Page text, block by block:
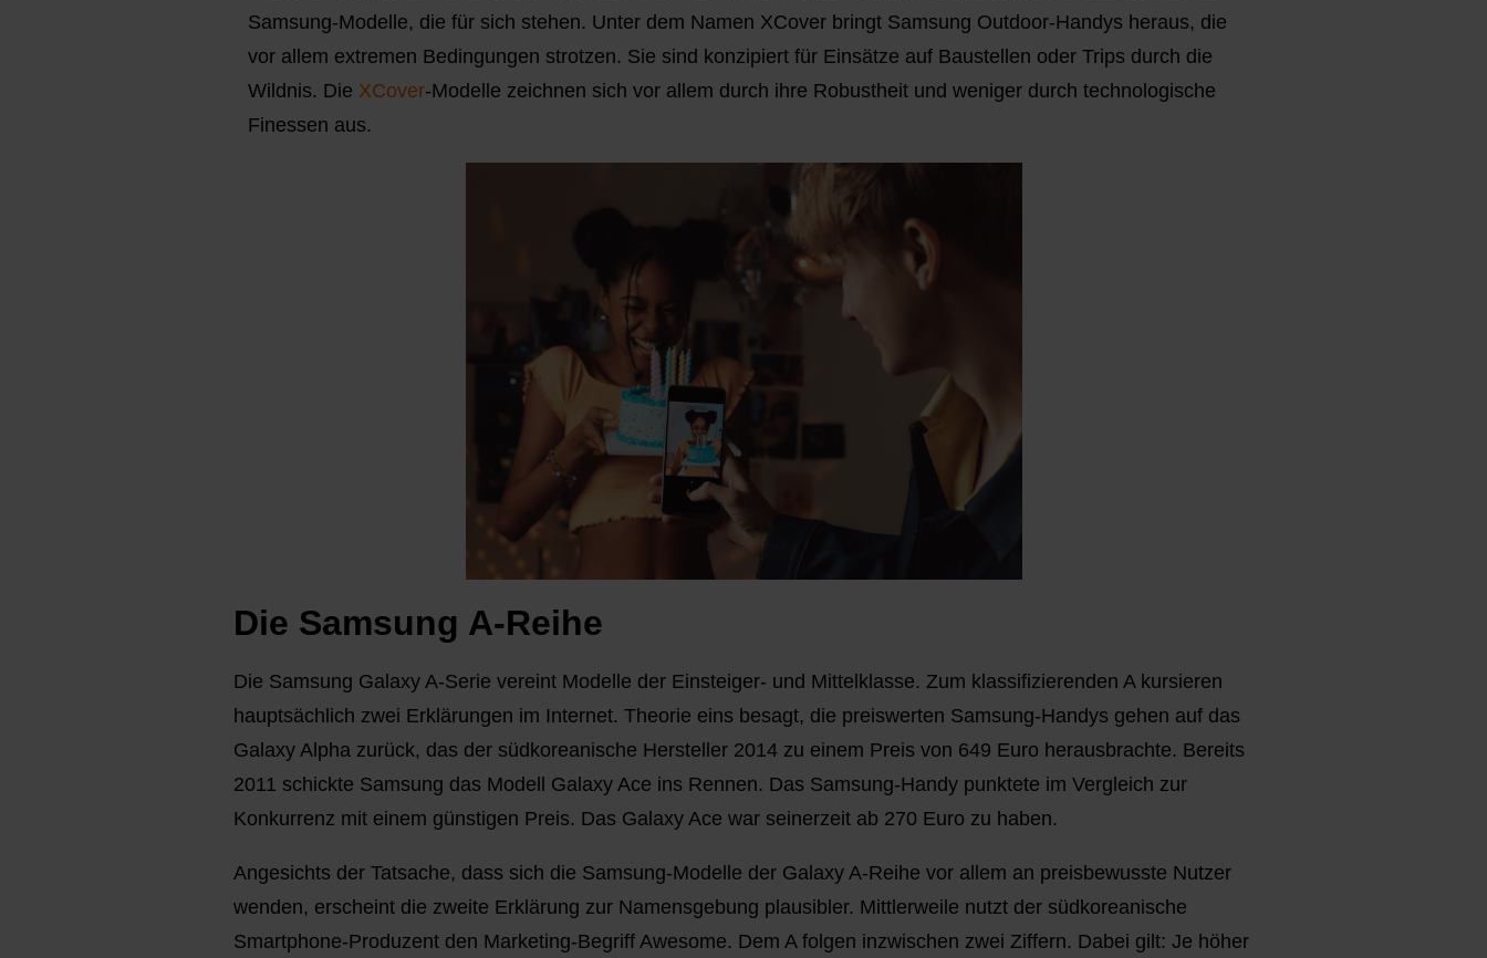
Samsung-Modelle, die für sich stehen. Unter dem Namen XCover bringt Samsung Outdoor-Handys heraus, die
vor allem extremen Bedingungen strotzen. Sie sind konzipiert für Einsätze auf Baustellen oder Trips durch die
Wildnis. Die XCover-Modelle zeichnen sich vor allem durch ihre Robustheit und weniger durch technologische
Finessen aus.
Die Samsung A-Reihe
Die Samsung Galaxy A-Serie vereint Modelle der Einsteiger- und Mittelklasse. Zum klassifizierenden A kursieren
hauptsächlich zwei Erklärungen im Internet. Theorie eins besagt, die preiswerten Samsung-Handys gehen auf das
Galaxy Alpha zurück, das der südkoreanische Hersteller 2014 zu einem Preis von 649 Euro herausbrachte. Bereits
2011 schickte Samsung das Modell Galaxy Ace ins Rennen. Das Samsung-Handy punktete im Vergleich zur
Konkurrenz mit einem günstigen Preis. Das Galaxy Ace war seinerzeit ab 270 Euro zu haben.
Angesichts der Tatsache, dass sich die Samsung-Modelle der Galaxy A-Reihe vor allem an preisbewusste Nutzer
wenden, erscheint die zweite Erklärung zur Namensgebung plausibler. Mittlerweile nutzt der südkoreanische
Smartphone-Produzent den Marketing-Begriff Awesome. Dem A folgen inzwischen zwei Ziffern. Dabei gilt: Je höher